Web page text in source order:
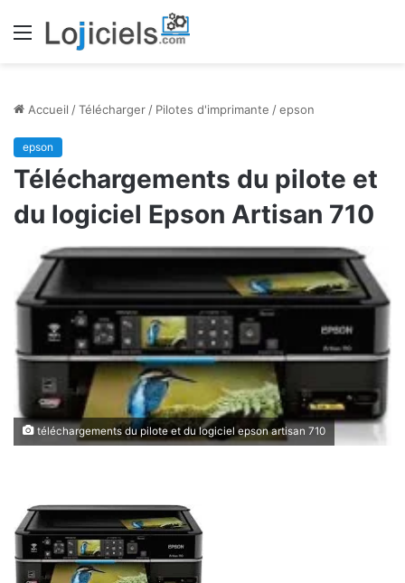
Menu
Accueil /Télécharger / Pilotes d'imprimante /epson
epson
Téléchargements du pilote et
du logiciel Epson Artisan 710
téléchargements du pilote et du logiciel epson artisan 710